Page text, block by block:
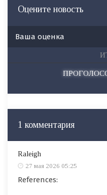
Оцените новость
Ваша оценка
1 комментария
Raleigh
27 мая 2026 05:25
References: